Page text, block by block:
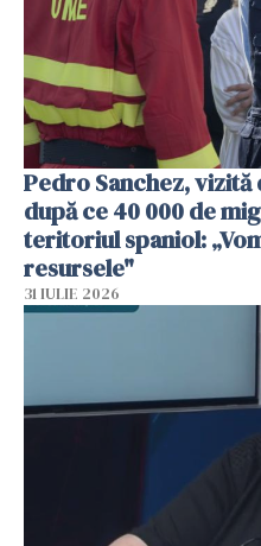
Pedro Sanchez, vizită
după ce 40 000 de
teritoriul spaniol:
resursele"
31 IULIE 2026